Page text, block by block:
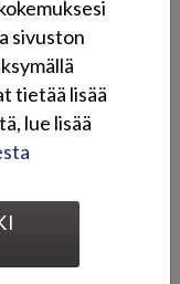
(AT6/AT10)
etupuskuri
sivuston
tietää lisää
lue lisää